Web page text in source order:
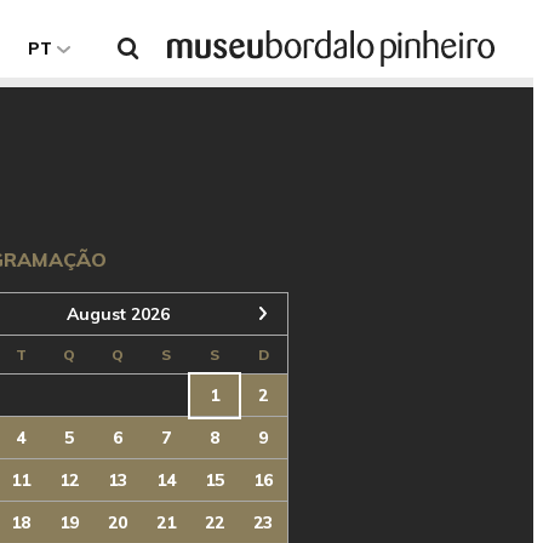
PT
Pesquisar
August 2026 Seguinte
T Q Q S S D
1
2
4 5 6 7 8
9
11 12 13 14 15
16
18 19 20 21 22
23